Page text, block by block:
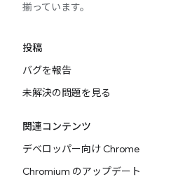
揃っています。
投稿
バグを報告
未解決の問題を見る
関連コンテンツ
デベロッパー向け Chrome
Chromium のアップデート